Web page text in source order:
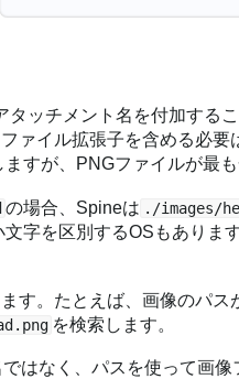
タッチメント名を付加する
ァイル拡張子を含める必要
すが、PNGファイルが最も
の場合、Spineは ./images/
字を区別するOSもありま
す。たとえば、画像のパス
を検索します。
はなく、パスを使って画